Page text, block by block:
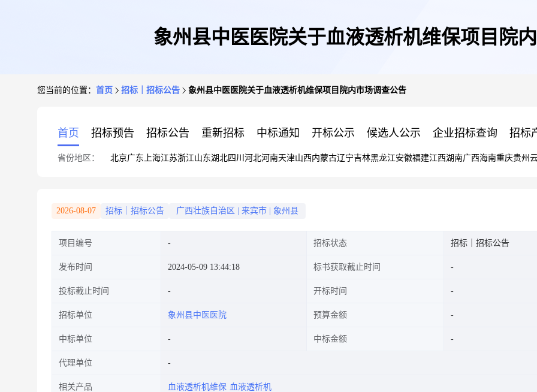
象州县中医医院关于血液透析机维保项目院
您当前的位置： 首页 招标｜招标公告 象州县中医医院关于血液透析机维保项目院内市场调查公告
首页 招标预告 招标公告 重新招标 中标通知 开标公示 候选人公示 企业招标查询 招标
省份地区： 北京广东 上海江苏浙江山东湖北四川 河北河南天津山西内蒙古辽宁吉林黑龙江安徽福建江西湖南广西海南重庆贵州
2026-08-07 招标｜招标公告 广西壮族自治区 来宾市 象州县
项目编号 招标状态 招标｜招标公告
发布时间 2024-05-09 13:44:18 标书获取截止时间
投标截止时间 开标时间
招标单位 象州县中医医院 预算金额
中标单位 中标金额
代理单位
相关产品 血液透析机维保 血液透析机